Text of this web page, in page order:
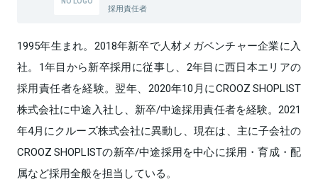
採用責任者
1995年生まれ。2018年新卒で人材メガベンチャー企業に入
社。1年目から新卒採用に従事し、2年目に西日本エリアの
採用責任者を経験。翌年、2020年10月にCROOZ SHOPLIST
株式会社に中途入社し、新卒/中途採用責任者を経験。2021
年4月にクルーズ株式会社に異動し、現在は、主に子会社の
CROOZ SHOPLISTの新卒/中途採用を中心に採用・育成・配
属など採用全般を担当している。